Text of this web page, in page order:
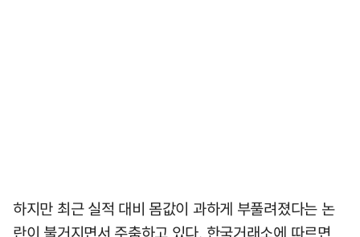
하지만 최근 실적 대비 몸값이 과하게 부풀려졌다는 논
란이 불거지면서 주춤하고 있다. 한국거래소에 따르면